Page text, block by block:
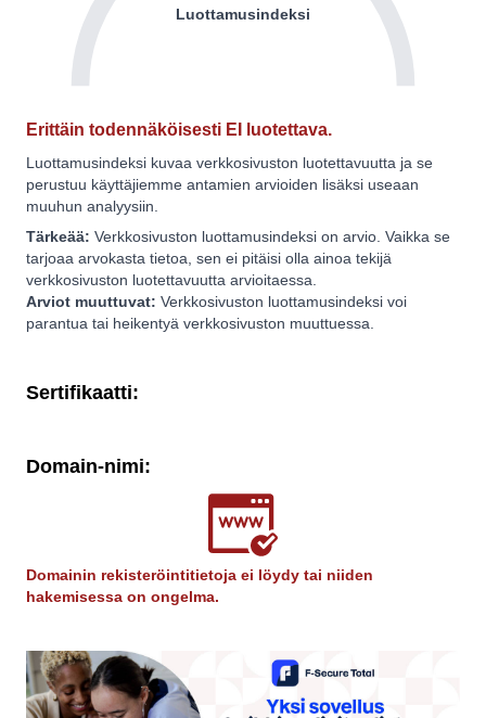
Luottamusindeksi
Erittäin todennäköisesti EI luotettava.
Luottamusindeksi kuvaa verkkosivuston luotettavuutta ja se
perustuu käyttäjiemme antamien arvioiden lisäksi useaan
muuhun analyysiin.
Tärkeää: Verkkosivuston luottamusindeksi on arvio. Vaikka se
tarjoaa arvokasta tietoa, sen ei pitäisi olla ainoa tekijä
verkkosivuston luotettavuutta arvioitaessa.
Arviot muuttuvat: Verkkosivuston luottamusindeksi voi
parantua tai heikentyä verkkosivuston muuttuessa.
Sertifikaatti:
Domain-nimi:
Domainin rekisteröintitietoja ei löydy tai niiden
hakemisessa on ongelma.